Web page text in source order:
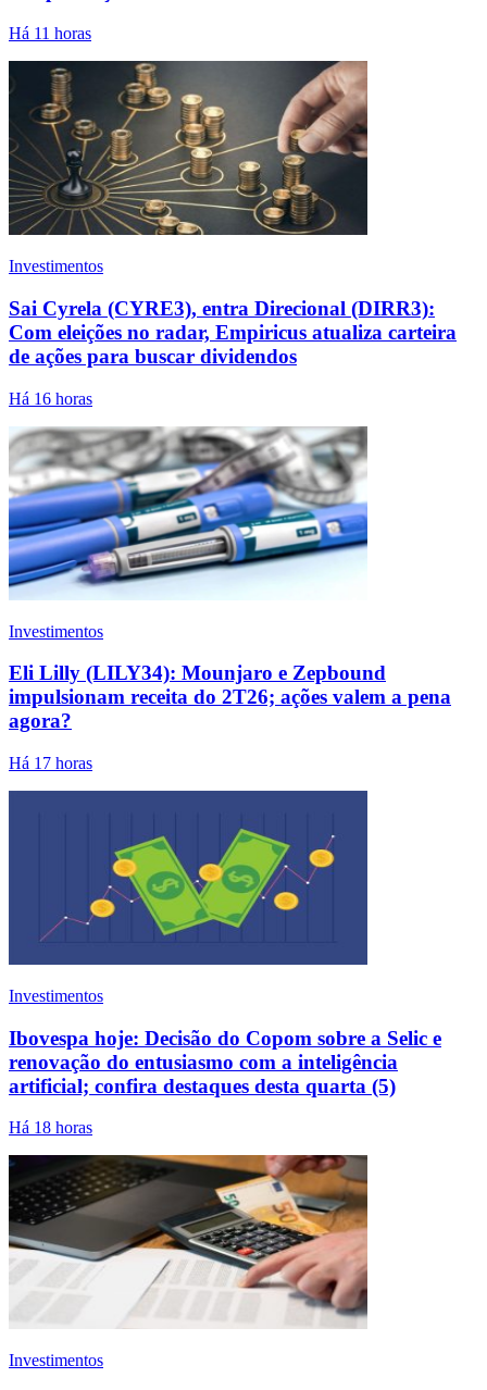
Há 11 horas
Investimentos
Sai Cyrela (CYRE3), entra Direcional (DIRR3):
Com eleições no radar, Empiricus atualiza carteira
de ações para buscar dividendos
Há 16 horas
Investimentos
Eli Lilly (LILY34): Mounjaro e Zepbound
impulsionam receita do 2T26; ações valem a pena
agora?
Há 17 horas
Investimentos
Ibovespa hoje: Decisão do Copom sobre a Selic e
renovação do entusiasmo com a inteligência
artificial; confira destaques desta quarta (5)
Há 18 horas
Investimentos